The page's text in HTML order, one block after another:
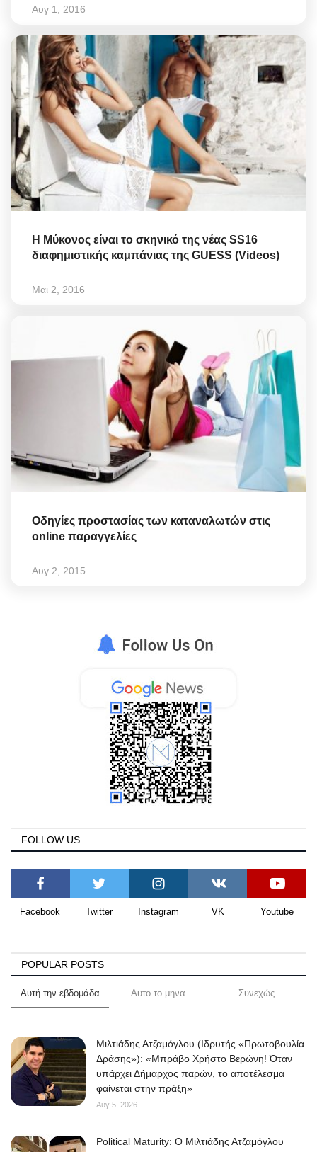
Αυγ 1, 2016
H Μύκονος είναι το σκηνικό της νέας SS16
διαφημιστικής καμπάνιας της GUESS (Videos)
Μαι 2, 2016
Οδηγίες προστασίας των καταναλωτών στις
online παραγγελίες
Αυγ 2, 2015
FOLLOW US
Facebook Twitter Instagram VK Youtube
POPULAR POSTS
Αυτή την εβδομάδα Αυτο το μηνα Συνεχώς
Μιλτιάδης Ατζαμόγλου (Ιδρυτής «Πρωτοβουλία
Δράσης»): «Μπράβο Χρήστο Βερώνη! Όταν
υπάρχει Δήμαρχος παρών, το αποτέλεσμα
φαίνεται στην πράξη»
Αυγ 5, 2026
Political Maturity: Ο Μιλτιάδης Ατζαμόγλου